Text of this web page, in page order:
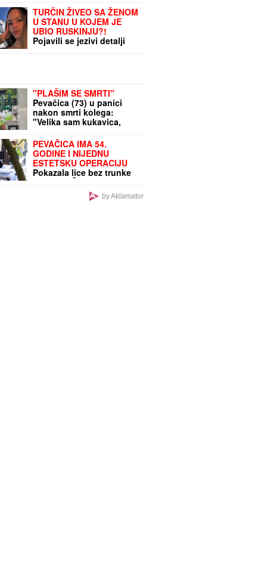
TURČIN ŽIVEO SA ŽENOM
U STANU U KOJEM JE
UBIO RUSKINJU?!
Pojavili se jezivi detalji
"PLAŠIM SE SMRTI"
Pevačica (73) u panici
nakon smrti kolega:
"Velika sam kukavica,
pomenem kupovinu
grobnice"
PEVAČICA IMA 54.
GODINE I NIJEDNU
ESTETSKU OPERACIJU
Pokazala lice bez trunke
šminke: "Šta da
operišem? Takva samby Aklamator